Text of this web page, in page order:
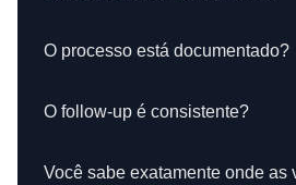
O processo está documentado?
O follow-up é consistente?
Você sabe exatamente onde as